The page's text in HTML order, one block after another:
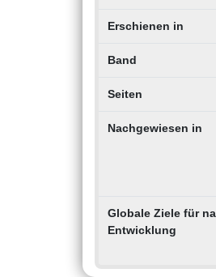
Erschienen in
Band
Seiten
Nachgewiesen in
Globale Ziele für
Entwicklung